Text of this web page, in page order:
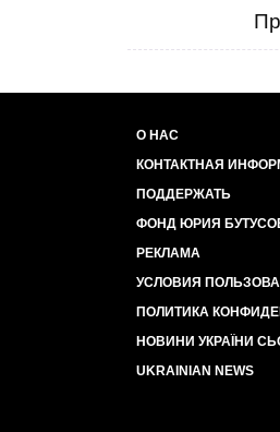
О НАС
КОНТАКТНАЯ
ПОДДЕРЖАТЬ
ФОНД ЮРИЯ
РЕКЛАМА
УСЛОВИЯ
ПОЛИТИКА
НОВИНИ УКРАЇНИ
UKRAINIAN NEWS